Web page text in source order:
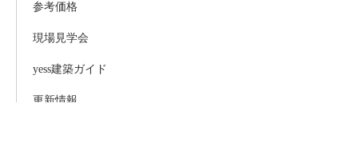
参考価格
現場見学会
yess建築ガイド
更新情報